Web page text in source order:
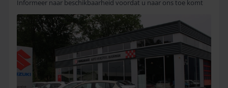
Informeer naar beschikbaarheid voordat u naar ons toe komt